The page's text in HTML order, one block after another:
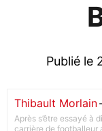
Publié le
Thibault Morlain
Après s’être essayé à
carrière de footballeur